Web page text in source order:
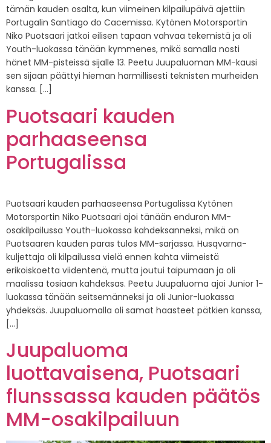
tämän kauden osalta, kun viimeinen kilpailupäivä ajettiin
Portugalin Santiago do Cacemissa. Kytönen Motorsportin
Niko Puotsaari jatkoi eilisen tapaan vahvaa tekemistä ja oli
Youth-luokassa tänään kymmenes, mikä samalla nosti
hänet MM-pisteissä sijalle 13. Peetu Juupaluoman MM-kausi
sen sijaan päättyi hieman harmillisesti teknisten murheiden
kanssa. […]
Puotsaari kauden
parhaaseensa
Portugalissa
Puotsaari kauden parhaaseensa Portugalissa Kytönen
Motorsportin Niko Puotsaari ajoi tänään enduron MM-
osakilpailussa Youth-luokassa kahdeksanneksi, mikä on
Puotsaaren kauden paras tulos MM-sarjassa. Husqvarna-
kuljettaja oli kilpailussa vielä ennen kahta viimeistä
erikoiskoetta viidentenä, mutta joutui taipumaan ja oli
maalissa tosiaan kahdeksas. Peetu Juupaluoma ajoi Junior 1-
luokassa tänään seitsemänneksi ja oli Junior-luokassa
yhdeksäs. Juupaluomalla oli samat haasteet pätkien kanssa,
[…]
Juupaluoma
luottavaisena, Puotsaari
flunssassa kauden päätös
MM-osakilpailuun